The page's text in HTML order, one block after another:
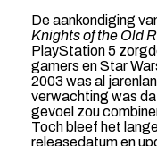
De aankondiging
Knights of the Old
PlayStation 5
gamers en Star
2003 was al
verwachting was
gevoel zou
Toch bleef het
releasedatum en